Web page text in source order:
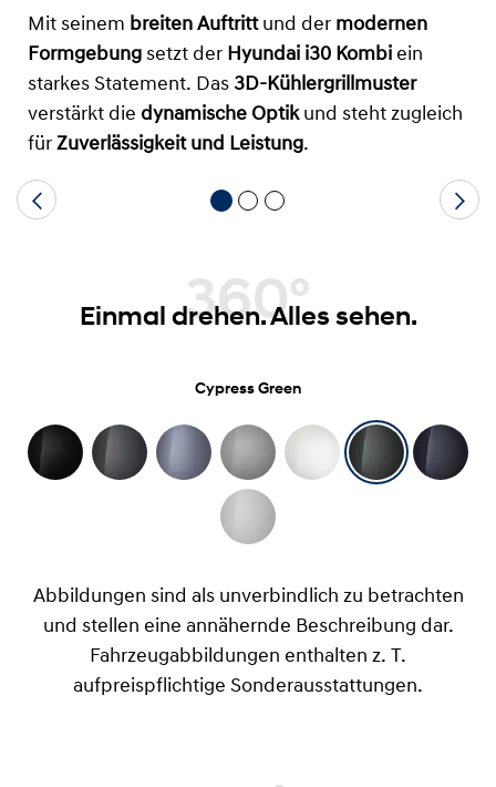
Mit seinem breiten Auftrittund der modernen
Formgebung setzt der Hyundai i30 Kombi ein
starkes Statement. Das 3D-Kühlergrillmuster
verstärkt die dynamische Optikund steht zugleich
für Zuverlässigkeit und Leistung.
360°
Einmal drehen. Alles sehen.
Cypress Green
Abbildungen sind als unverbindlich zu betrachten
und stellen eine annähernde Beschreibung dar.
Fahrzeugabbildungen enthalten z. T.
aufpreispflichtige Sonderausstattungen.